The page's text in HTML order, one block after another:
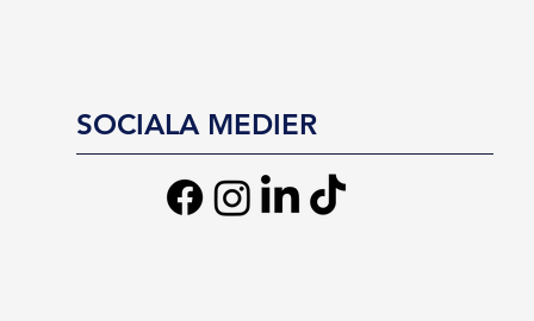
SOCIALA MEDIER